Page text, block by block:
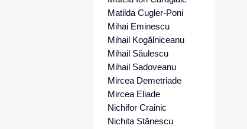
Matilda Cugler-Poni
Mihai Eminescu
Mihail Kogălniceanu
Mihail Săulescu
Mihail Sadoveanu
Mircea Demetriade
Mircea Eliade
Nichifor Crainic
Nichita Stănescu